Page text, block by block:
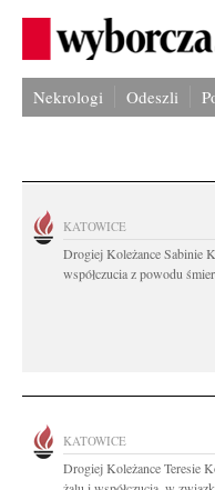
Nekrologi Odeszli
KATOWICE
Drogiej Koleżance Sabinie
współczucia z powodu
KATOWICE
Drogiej Koleżance Teresie